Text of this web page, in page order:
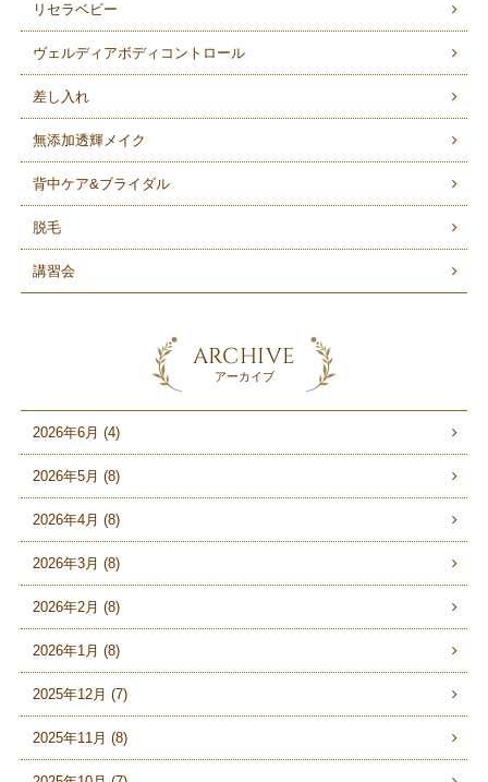
リセラベビー
ヴェルディアボディコントロール
差し入れ
無添加透輝メイク
背中ケア&ブライダル
脱毛
講習会
ARCHIVE
アーカイブ
2026年6月 (4)
2026年5月 (8)
2026年4月 (8)
2026年3月 (8)
2026年2月 (8)
2026年1月 (8)
2025年12月 (7)
2025年11月 (8)